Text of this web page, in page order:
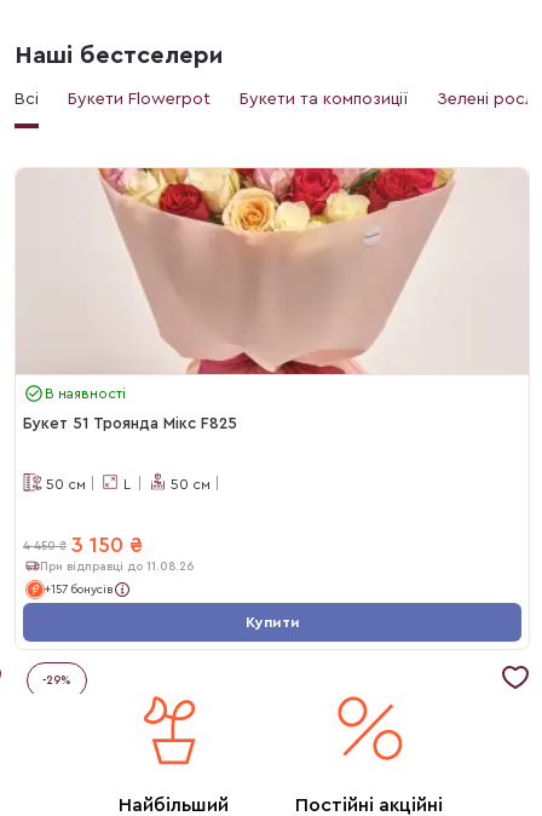
Наші бестселери
Всі Букети Flowerpot Букети та композиції Зелені
В наявності
Букет 51 Троянда Мікс F825
50 см L 50 см
4 450 ₴ 3 150 ₴
При відправці до 11.08.26
+157 бонусів
Купити
-29%
Найбільший
Постійні акційні